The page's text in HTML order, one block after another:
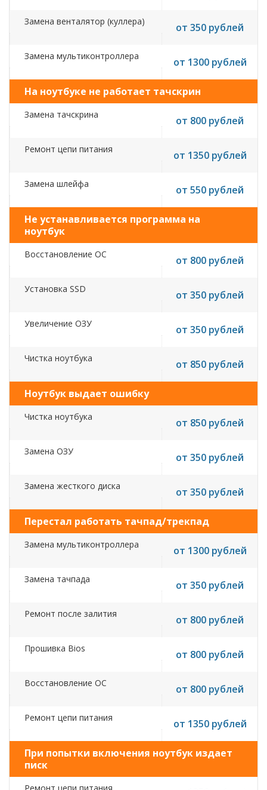
Замена венталятор (куллера) от 350 рублей
Замена мультиконтроллера от 1300 рублей
На ноутбуке не работает тачскрин
Замена тачскрина от 800 рублей
Ремонт цепи питания от 1350 рублей
Замена шлейфа от 550 рублей
Не устанавливается программа на
ноутбук
Восстановление ОС от 800 рублей
Установка SSD от 350 рублей
Увеличение ОЗУ от 350 рублей
Чистка ноутбука от 850 рублей
Ноутбук выдает ошибку
Чистка ноутбука от 850 рублей
Замена ОЗУ от 350 рублей
Замена жесткого диска от 350 рублей
Перестал работать тачпад/трекпад
Замена мультиконтроллера от 1300 рублей
Замена тачпада от 350 рублей
Ремонт после залития от 800 рублей
Прошивка Bios от 800 рублей
Восстановление ОС от 800 рублей
Ремонт цепи питания от 1350 рублей
При попытки включения ноутбук издает
писк